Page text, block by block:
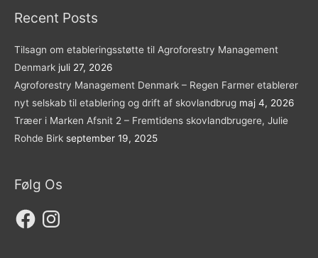
Recent Posts
Tilsagn om etableringsstøtte til Agroforestry Management
Denmark juli 27, 2026
Agroforestry Management Denmark – Regen Farmer etablerer
nyt selskab til etablering og drift af skovlandbrug maj 4, 2026
Træer i Marken Afsnit 2 – Fremtidens skovlandbrugere, Julie
Rohde Birk september 19, 2025
Følg Os
FacebookInstagram